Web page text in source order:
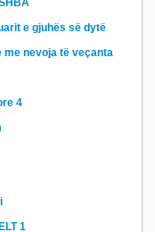
e gjuhës së dytë
me nevoja të veçanta
4
1